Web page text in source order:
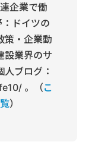
企業で働
ドイツの
策・企業動
設業界のサ
ブログ：
。（こ
）